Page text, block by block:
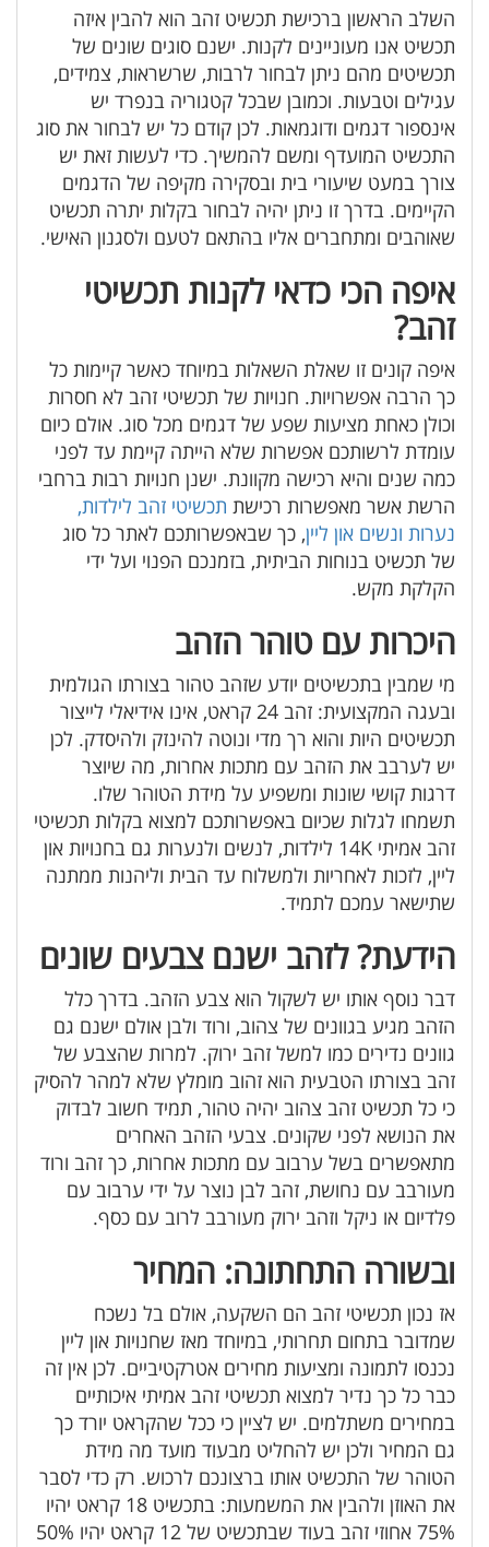
השלב הראשון ברכישת תכשיט זהב הוא להבין איזה
תכשיט אנו מעוניינים לקנות. ישנם סוגים שונים של
תכשיטים מהם ניתן לבחור לרבות, שרשראות, צמידים,
עגילים וטבעות. וכמובן שבכל קטגוריה בנפרד יש
אינספור דגמים ודוגמאות. לכן קודם כל יש לבחור את סוג
התכשיט המועדף ומשם להמשיך. כדי לעשות זאת יש
צורך במעט שיעורי בית ובסקירה מקיפה של הדגמים
הקיימים. בדרך זו ניתן יהיה לבחור בקלות יתרה תכשיט
שאוהבים ומתחברים אליו בהתאם לטעם ולסגנון האישי.
איפה הכי כדאי לקנות תכשיטי
זהב?
איפה קונים זו שאלת השאלות במיוחד כאשר קיימות כל
כך הרבה אפשרויות. חנויות של תכשיטי זהב לא חסרות
וכולן כאחת מציעות שפע של דגמים מכל סוג. אולם כיום
עומדת לרשותכם אפשרות שלא הייתה קיימת עד לפני
כמה שנים והיא רכישה מקוונת. ישנן חנויות רבות ברחבי
הרשת אשר מאפשרות רכישת תכשיטי זהב לילדות,
נערות ונשים און ליין, כך שבאפשרותכם לאתר כל סוג
של תכשיט בנוחות הביתית, בזמנכם הפנוי ועל ידי
הקלקת מקש.
היכרות עם טוהר הזהב
מי שמבין בתכשיטים יודע שזהב טהור בצורתו הגולמית
ובעגה המקצועית: זהב 24 קראט, אינו אידיאלי לייצור
תכשיטים היות והוא רך מדי ונוטה להינזק ולהיסדק. לכן
יש לערבב את הזהב עם מתכות אחרות, מה שיוצר
דרגות קושי שונות ומשפיע על מידת הטוהר שלו.
תשמחו לגלות שכיום באפשרותכם למצוא בקלות תכשיטי
זהב אמיתי 14K לילדות, לנשים ולנערות גם בחנויות און
ליין, לזכות לאחריות ולמשלוח עד הבית וליהנות ממתנה
שתישאר עמכם לתמיד.
הידעת? לזהב ישנם צבעים שונים
דבר נוסף אותו יש לשקול הוא צבע הזהב. בדרך כלל
הזהב מגיע בגוונים של צהוב, ורוד ולבן אולם ישנם גם
גוונים נדירים כמו למשל זהב ירוק. למרות שהצבע של
זהב בצורתו הטבעית הוא זהוב מומלץ שלא למהר להסיק
כי כל תכשיט זהב צהוב יהיה טהור, תמיד חשוב לבדוק
את הנושא לפני שקונים. צבעי הזהב האחרים
מתאפשרים בשל ערבוב עם מתכות אחרות, כך זהב ורוד
מעורבב עם נחושת, זהב לבן נוצר על ידי ערבוב עם
פלדיום או ניקל וזהב ירוק מעורבב לרוב עם כסף.
ובשורה התחתונה: המחיר
אז נכון תכשיטי זהב הם השקעה, אולם בל נשכח
שמדובר בתחום תחרותי, במיוחד מאז שחנויות און ליין
נכנסו לתמונה ומציעות מחירים אטרקטיביים. לכן אין זה
כבר כל כך נדיר למצוא תכשיטי זהב אמיתי איכותיים
במחירים משתלמים. יש לציין כי ככל שהקראט יורד כך
גם המחיר ולכן יש להחליט מבעוד מועד מה מידת
הטוהר של התכשיט אותו ברצונכם לרכוש. רק כדי לסבר
את האוזן ולהבין את המשמעות: בתכשיט 18 קראט יהיו
75% אחוזי זהב בעוד שבתכשיט של 12 קראט יהיו 50%